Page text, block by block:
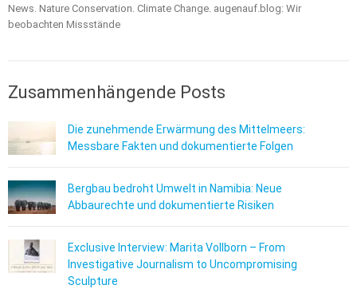
News. Nature Conservation. Climate Change. augenauf.blog: Wir
beobachten Missstände
Zusammenhängende Posts
Die zunehmende Erwärmung des Mittelmeers:
Messbare Fakten und dokumentierte Folgen
Bergbau bedroht Umwelt in Namibia: Neue
Abbaurechte und dokumentierte Risiken
Exclusive Interview: Marita Vollborn – From
Investigative Journalism to Uncompromising
Sculpture